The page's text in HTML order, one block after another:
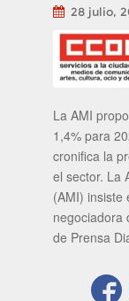
28 julio,
La AMI
1,4% para
cronifica la
el sector. La
(AMI) insiste
negociadora
de Prensa